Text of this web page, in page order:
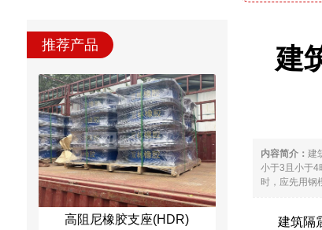
推荐产品
高阻尼橡胶支座(HDR)
建
内容简介： 建
小于3且小于4
时，应先用钢
建筑隔